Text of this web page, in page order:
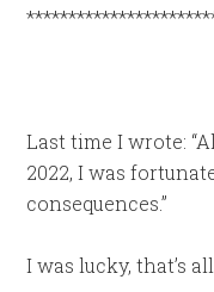
Last time I wrote:
2022, I was
consequences.”
I was lucky, that’s